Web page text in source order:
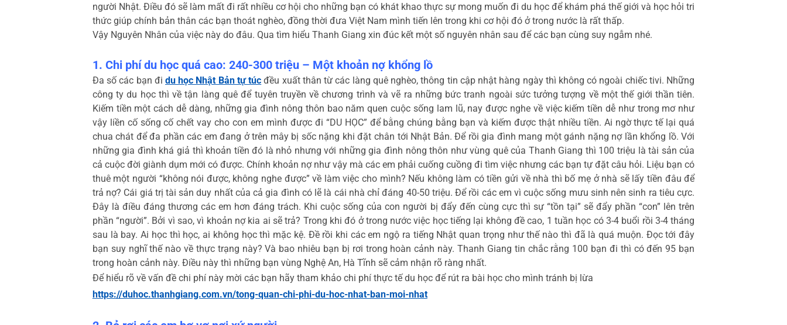
người Nhật. Điều đó sẽ làm mất đi rất nhiều cơ hội cho những bạn có khát khao thực sự mong muốn đi du học để khám phá thế giới và học hỏi tri
thức giúp chính bản thân các bạn thoát nghèo, đồng thời đưa Việt Nam mình tiến lên trong khi cơ hội đó ở trong nước là rất thấp.
Vậy Nguyên Nhân của việc này do đâu. Qua tìm hiểu Thanh Giang xin đúc kết một số nguyên nhân sau để các bạn cùng suy ngẫm nhé.
1. Chi phí du học quá cao: 240-300 triệu – Một khoản nợ khổng lồ
Đa số các bạn đidu học Nhật Bản tự túc đều xuất thân từ các làng quê nghèo, thông tin cập nhật hàng ngày thì không có ngoài chiếc tivi. Những
công ty du học thì về tận làng quê để tuyên truyền về chương trình và vẽ ra những bức tranh ngoài sức tưởng tượng về một thế giới thần tiên.
Kiếm tiền một cách dễ dàng, những gia đình nông thôn bao năm quen cuộc sống lam lũ, nay được nghe về việc kiếm tiền dễ như trong mơ như
vậy liền cố sống cố chết vay cho con em mình được đi “DU HỌC” để bằng chúng bằng bạn và kiếm được thật nhiều tiền. Ai ngờ thực tế lại quá
chua chát để đa phần các em đang ở trên mây bị sốc nặng khi đặt chân tới Nhật Bản. Để rồi gia đình mang một gánh nặng nợ lần khổng lồ. Với
những gia đình khá giả thì khoản tiền đó là nhỏ nhưng với những gia đình nông thôn như vùng quê của Thanh Giang thì 100 triệu là tài sản của
cả cuộc đời giành dụm mới có được. Chính khoản nợ như vậy mà các em phải cuống cuồng đi tìm việc nhưng các bạn tự đặt câu hỏi. Liệu bạn có
thuê một người “không nói được, không nghe được” về làm việc cho mình? Nếu không làm có tiền gửi về nhà thì bố mẹ ở nhà sẽ lấy tiền đâu để
trả nợ? Cái giá trị tài sản duy nhất của cả gia đình có lẽ là cái nhà chỉ đáng 40-50 triệu. Để rồi các em vì cuộc sống mưu sinh nên sinh ra tiêu cực.
Đây là điều đáng thương các em hơn đáng trách. Khi cuộc sống của con người bị đẩy đến cùng cực thì sự “tồn tại” sẽ đẩy phần “con” lên trên
phần “người”. Bởi vì sao, vì khoản nợ kia ai sẽ trả? Trong khi đó ở trong nước việc học tiếng lại không đề cao, 1 tuần học có 3-4 buổi rồi 3-4 tháng
sau là bay. Ai học thì học, ai không học thì mặc kệ. Đề rồi khi các em ngộ ra tiếng Nhật quan trọng như thế nào thì đã là quá muộn. Đọc tới đây
bạn suy nghĩ thế nào về thực trạng này? Và bao nhiêu bạn bị rơi trong hoàn cảnh này. Thanh Giang tin chắc rằng 100 bạn đi thì có đến 95 bạn
trong hoàn cảnh này. Điều này thì những bạn vùng Nghệ An, Hà Tĩnh sẽ cảm nhận rõ ràng nhất.
Để hiểu rõ về vấn đề chi phí này mời các bạn hãy tham khảo chi phí thực tế du học để rút ra bài học cho mình tránh bị lừa
https://duhoc.thanhgiang.com.vn/tong-quan-chi-phi-du-hoc-nhat-ban-moi-nhat